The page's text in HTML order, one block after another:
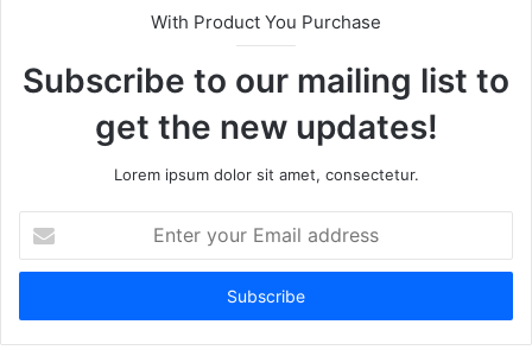
With Product You Purchase
Subscribe to our mailing list to
get the new updates!
Lorem ipsum dolor sit amet, consectetur.
your
Email